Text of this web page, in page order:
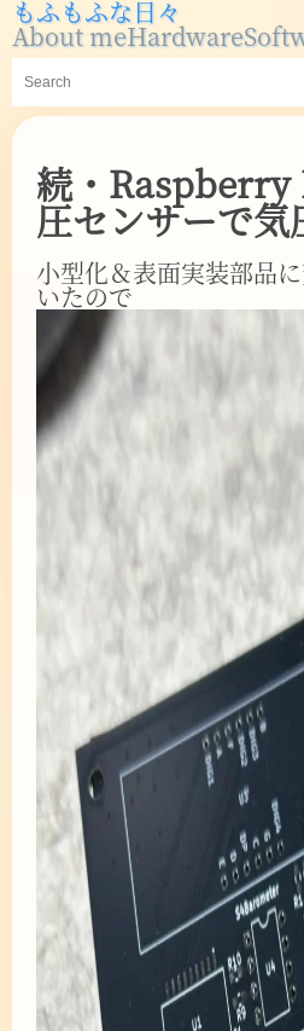
もふもふな日々
About meHardware
続・Raspberry
圧センサーで
小型化＆表面実装部品
いたので